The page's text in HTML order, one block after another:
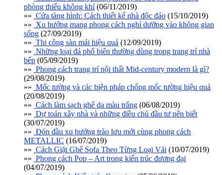
phòng thiếu không khí(06/11/2019)
»» Cửa tàng hình: Cách thiết kế nhà độc đáo (15/10/2019)
»» Xu hướng mang phong cách nghỉ dưỡng vào không gian
sống (27/09/2019)
»» Thi công sàn mái hiệu quả (12/09/2019)
»» Những loại đá phổ biến thường dùng trong trang trí nhà
bếp (05/09/2019)
»» Phong cách trang trí nội thất Mid-century modern là gì?
(29/08/2019)
»» Mốc tường và các biện pháp chống mốc tường hiệu quả
(20/08/2019)
»» Cách làm sạch ghế da màu trắng (06/08/2019)
»» Dự toán xây nhà và những điều chủ đầu tư nên biết
(30/07/2019)
»» Đón đầu xu hướng trào lưu mới cùng phong cách
METALLIC (16/07/2019)
»» Cách Giặt Ghế Sofa Theo Từng Loại Vải (10/07/2019)
»» Phong cách Pop – Art trong kiến trúc đương đại
(04/07/2019)